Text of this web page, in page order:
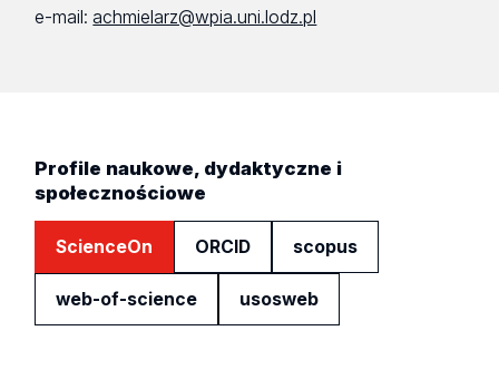
e-mail:achmielarz@wpia.uni.lodz.pl
Profile naukowe, dydaktyczne i
społecznościowe
ScienceOn ORCID scopus
web-of-science usosweb